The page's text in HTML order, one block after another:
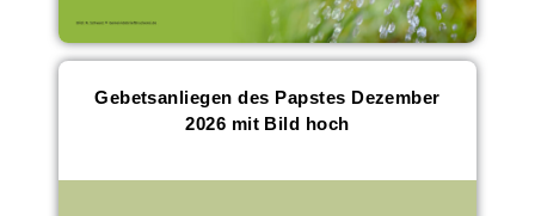
Gebetsanliegen des Papstes Dezember
2026 mit Bild hoch